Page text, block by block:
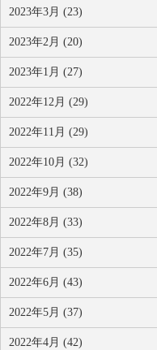
2023年3月 (23)
2023年2月 (20)
2023年1月 (27)
2022年12月 (29)
2022年11月 (29)
2022年10月 (32)
2022年9月 (38)
2022年8月 (33)
2022年7月 (35)
2022年6月 (43)
2022年5月 (37)
2022年4月 (42)